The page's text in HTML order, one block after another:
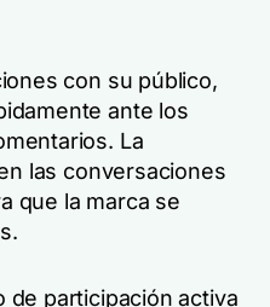
con su público,
ante los
La
las conversaciones
que la marca se
de participación activa